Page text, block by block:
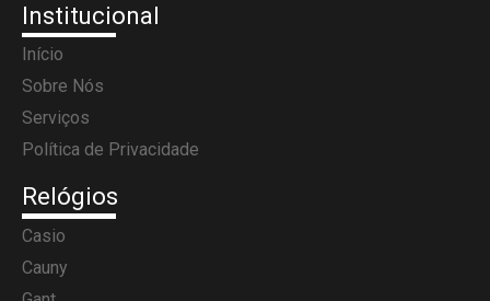
Institucional
Início
Sobre Nós
Serviços
Política de Privacidade
Relógios
Casio
Cauny